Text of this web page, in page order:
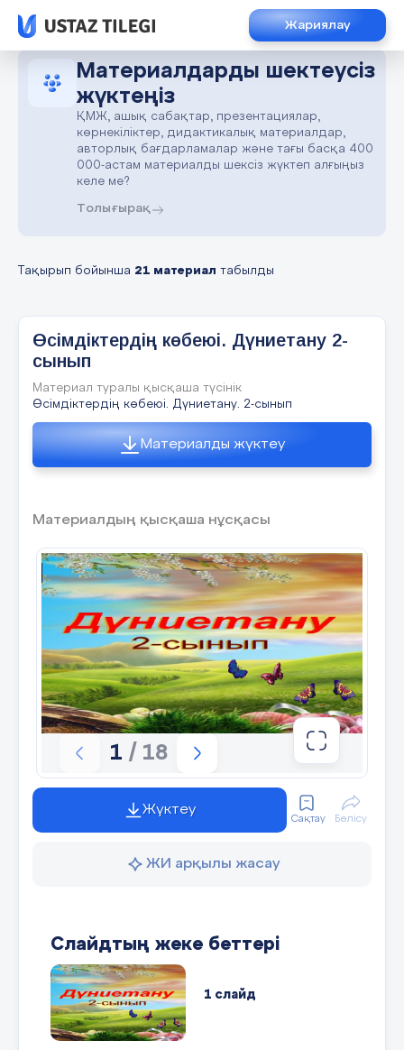
Жариялау
Материалдарды шектеусіз
жүктеңіз
ҚМЖ, ашық сабақтар, презентациялар,
көрнекіліктер, дидактикалық материалдар,
авторлық бағдарламалар және тағы басқа 400
000-астам материалды шексіз жүктеп алғыңыз
келе ме?
Толығырақ
Тақырып бойынша 21 материал табылды
Өсімдіктердің көбеюі. Дүниетану 2-
сынып
Материал туралы қысқаша түсінік
Өсімдіктердің көбеюі. Дүниетану. 2-сынып
Материалды жүктеу
Материалдың қысқаша нұсқасы
1 / 18
Жүктеу
Сақтау Бөлісу
ЖИ арқылы жасау
Слайдтың жеке беттері
1 слайд